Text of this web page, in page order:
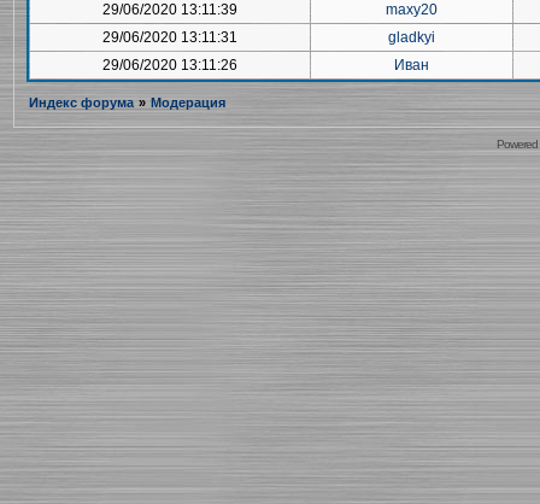
29/06/2020 13:11:39
maxy20
29/06/2020 13:11:31
gladkyi
29/06/2020 13:11:26
Иван
Индекс форума » Модерация